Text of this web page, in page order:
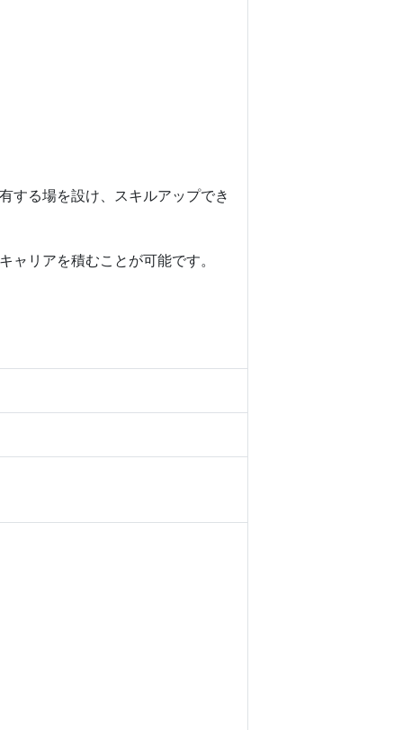
する場を設け、スキルアップでき
リアを積むことが可能です。